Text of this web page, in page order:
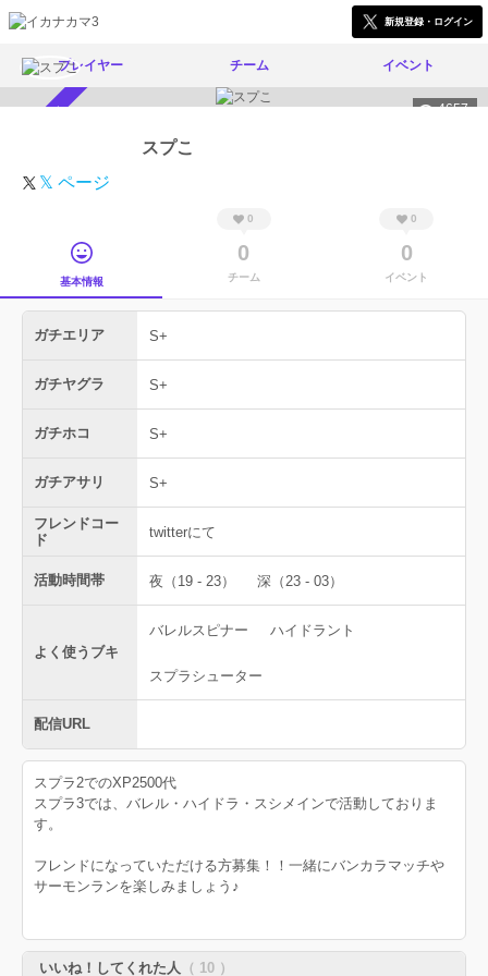
新規登録・ログイン
プレイヤー チーム イベント
4657
スプこ
𝕏 ページ
基本情報
0
0
チーム
0
0
イベント
ガチエリア S+
ガチヤグラ S+
ガチホコ S+
ガチアサリ S+
フレンドコー
ド
twitterにて
活動時間帯 夜（19 - 23） 深（23 - 03）
よく使うブキ
バレルスピナー ハイドラント
スプラシューター
配信URL
スプラ2でのXP2500代
スプラ3では、バレル・ハイドラ・スシメインで活動しておりま
す。
フレンドになっていただける方募集！！一緒にバンカラマッチや
サーモンランを楽しみましょう♪
いいね！してくれた人 （ 10 ）